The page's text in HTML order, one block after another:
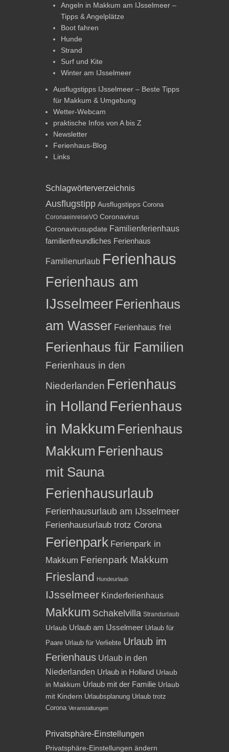
Angeln in Makkum am IJsselmeer –
Tipps & Angelplätze
Boot fahren
Hunde
Strand
Surf und Kite
Winter am IJsselmeer
Ausflugstipps IJsselmeer – Beste Tipps
für Makkum & Umgebung
Wetter-Webcam
praktische Infos von A bis Z
Newsletter
Ferienhaus-Blog
Links
Schlagwörterverzeichnis
Ausflugstipp Ausflugstipps Corona
CoronaeinreiseVO Coronavirus
Coronavirusupdate Familienferienhaus
familienfreundliches Ferienhaus
Familienurlaub Ferienhaus
Ferienhaus am
IJsselmeer Ferienhaus
am Wasser Ferienhaus frei
Ferienhaus für Familien
Ferienhaus in den
Niederlanden Ferienhaus
in Holland Ferienhaus
in Makkum Ferienhaus
Makkum Ferienhaus
mit Sauna
Ferienhausurlaub
Ferienhausurlaub am IJsselmeer
Ferienhausurlaub trotz Corona
Ferienpark Ferienpark in
Makkum Ferienpark Makkum
Friesland Hundeurlaub
IJsselmeer Kinderferienhaus
Makkum Schakelvilla Strandurlaub
Urlaub Urlaub am IJsselmeer Urlaub für
Paare Urlaub für Verliebte Urlaub im
Ferienhaus Urlaub in den
Niederlanden Urlaub in Holland Urlaub
in Makkum Urlaub mit der Familie Urlaub
mit Kindern Urlaubsplanung Urlaub trotz
Corona Veranstaltungen
Privatsphäre-Einstellungen
Privatsphäre-Einstellungen ändern